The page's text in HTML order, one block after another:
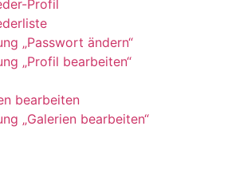
Profil
„Passwort ändern“
„Profil bearbeiten“
bearbeiten
„Galerien bearbeiten“